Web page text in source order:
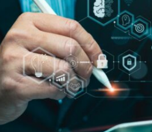
Neue UNICEF-
Hungervorwürfe
infrage